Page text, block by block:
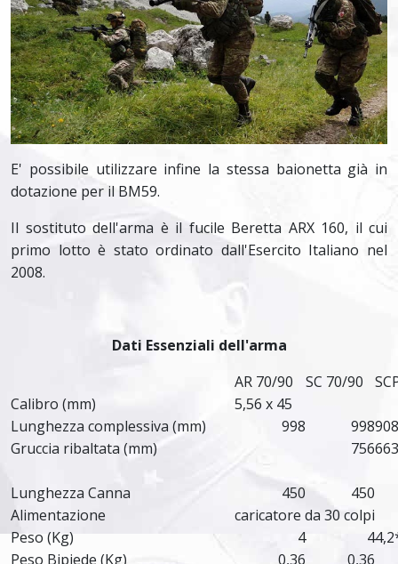
E' possibile utilizzare infine la stessa baionetta già in
dotazione per il BM59.
Il sostituto dell'arma è il fucile Beretta ARX 160, il cui
primo lotto è stato ordinato dall'Esercito Italiano nel
2008.
Dati Essenziali dell'arma
AR 70/90
SC 70/90
Calibro (mm)
5,56 x 45
Lunghezza complessiva (mm)
998 998
Gruccia ribaltata (mm)
756
Lunghezza Canna 450
450
Alimentazione
caricatore da 30 colpi
Peso (Kg)
4 4
Peso Bipiede (Kg)
0,36
0,36